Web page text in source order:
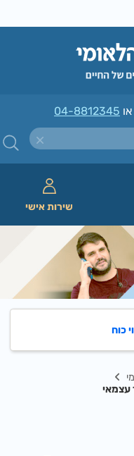
04-8812345
שירות אישי